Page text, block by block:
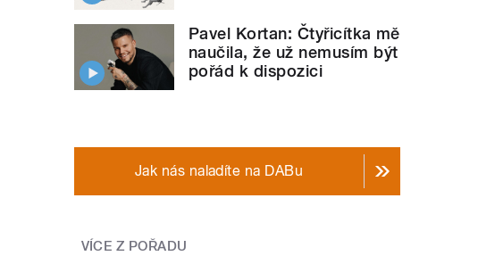
Pavel Kortan: Čtyřicítka mě
naučila, že už nemusím být
pořád k dispozici
Jak nás naladíte na DABu
VÍCE Z POŘADU